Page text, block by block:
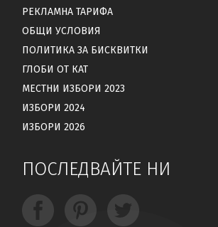
РЕКЛАМНА ТАРИФА
ОБЩИ УСЛОВИЯ
ПОЛИТИКА ЗА БИСКВИТКИ
ГЛОБИ ОТ КАТ
МЕСТНИ ИЗБОРИ 2023
ИЗБОРИ 2024
ИЗБОРИ 2026
ПОСЛЕДВАЙТЕ НИ